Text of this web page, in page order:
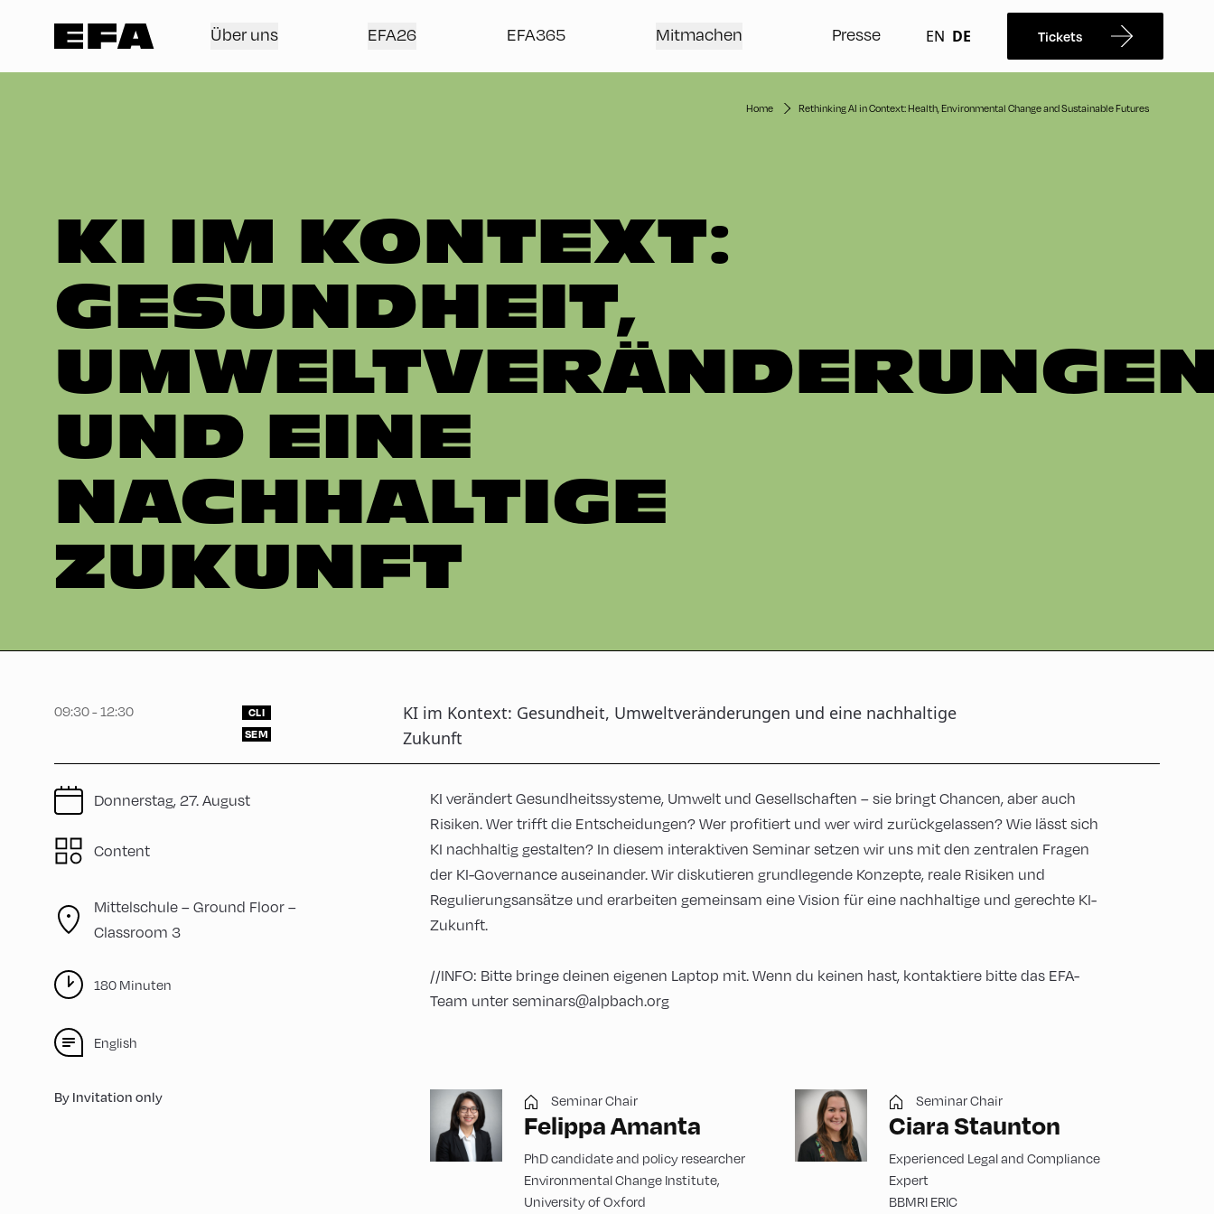
Über uns EFA26 EFA365 Mitmachen Presse EN DE Tickets
Home Rethinking AI in Context: Health, Environmental Change and Sustainable Futures
KI IM KONTEXT:
GESUNDHEIT,
UND EINE
NACHHALTIGE
ZUKUNFT
09:30 - 12:30
CLI
SEM
KI im Kontext: Gesundheit, Umweltveränderungen und eine nachhaltige
Zukunft
Donnerstag, 27. August
Content
Mittelschule – Ground Floor –
Classroom 3
180 Minuten
English
By Invitation only
KI verändert Gesundheitssysteme, Umwelt und Gesellschaften – sie bringt Chancen, aber auch
Risiken. Wer trifft die Entscheidungen? Wer profitiert und wer wird zurückgelassen? Wie lässt sich
KI nachhaltig gestalten? In diesem interaktiven Seminar setzen wir uns mit den zentralen Fragen
der KI-Governance auseinander. Wir diskutieren grundlegende Konzepte, reale Risiken und
Regulierungsansätze und erarbeiten gemeinsam eine Vision für eine nachhaltige und gerechte KI-
Zukunft.
//INFO: Bitte bringe deinen eigenen Laptop mit. Wenn du keinen hast, kontaktiere bitte das EFA-
Team unter seminars@alpbach.org
Seminar Chair
Felippa Amanta
PhD candidate and policy researcher
Environmental Change Institute,
University of Oxford
Seminar Chair
Ciara Staunton
Experienced Legal and Compliance
Expert
BBMRI ERIC